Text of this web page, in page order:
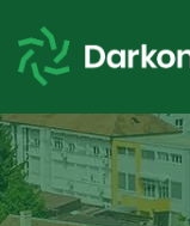
07 - 15 h
043 /440